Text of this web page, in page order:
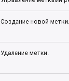
Создание новой метки.
Удаление метки.